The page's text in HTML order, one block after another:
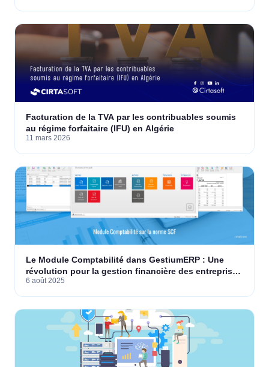
Facturation de la TVA par les contribuables soumis
au régime forfaitaire (IFU) en Algérie
11 mars 2026
Le Module Comptabilité dans GestiumERP : Une
révolution pour la gestion financière des entreprises
algériennes
6 août 2025